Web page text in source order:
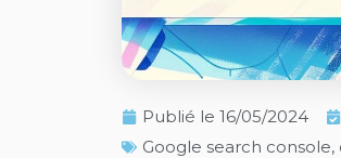
Publié le 16/05/2024
Google search console,